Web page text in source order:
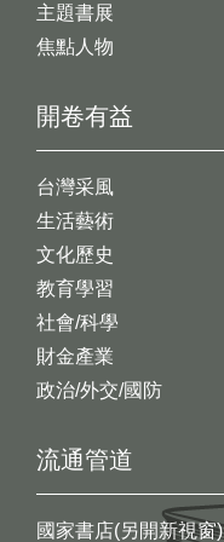
開卷有益
台灣采風
生活藝術
文化歷史
教育學習
社會/科學
財金產業
政治/外交/國防
主題書展
焦點人物
流通管道
國家書店(另開新視窗)